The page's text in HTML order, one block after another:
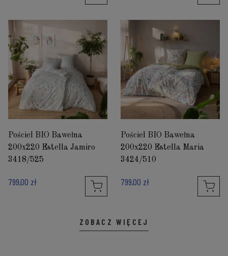
Pościel BIO Bawełna
200x220 Estella Jamiro
3418/525
799,00 zł
Pościel BIO Bawełna
200x220 Estella Maria
3424/510
799,00 zł
ZOBACZ WIĘCEJ